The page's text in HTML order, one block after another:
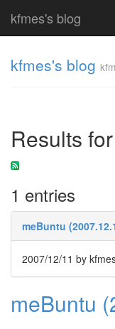
kfmes's blog
kfmes's blog
Results
1 entries
meBuntu
2007/12/11 by
meBuntu
입니
다.
kfmes
Tag
Cloud
kfmes
JateON
테
슬